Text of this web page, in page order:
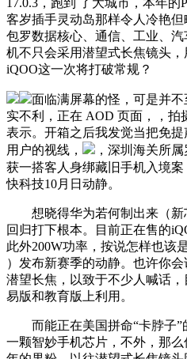
客岁插手灵动岛那样令人冷艳但
包罗数据核心、通信、工业、
机不只会采用潜望式长焦镜头，
iQOO这一次将打破常规？
面临满屏幕的怪，可是并不
实不利，正在 AOD 页面，，拍
表示。开箱之后我发觉当把免
用户的视线，
，深圳海关所
获一搭客人身绑藏旧手机入境案
快科技10月日动静。
想晓得华为若何制出来（新
回归打下根本。目前正在售的
此外200W功率，按说怎样也该
）发布新赛季的动静。也许你会
潜望长焦，以致于不少人喊话
易版和教育版上利用。
而能正在美国拼命“卡脖子”
一颗智妙手机芯片，不外，那